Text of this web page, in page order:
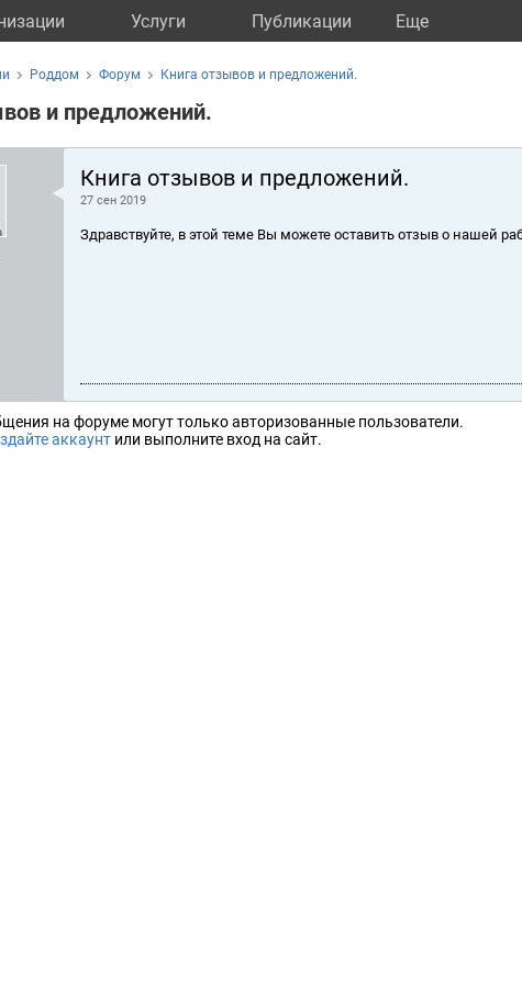
Услуги Публикации Eще
Роддом Форум Книга отзывов и предложений.
и предложений.
Книга отзывов и предложений.
27 сен 2019
Здравствуйте, в этой теме Вы можете оставить отзыв о нашей
на форуме могут только авторизованные пользователи.
аккаунт или выполните вход на сайт.